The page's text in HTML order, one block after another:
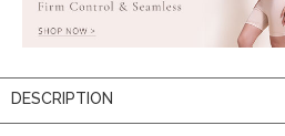
DESCRIPTION